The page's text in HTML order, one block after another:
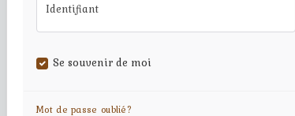
Identifiant
Se souvenir de moi
Mot de passe oublié?